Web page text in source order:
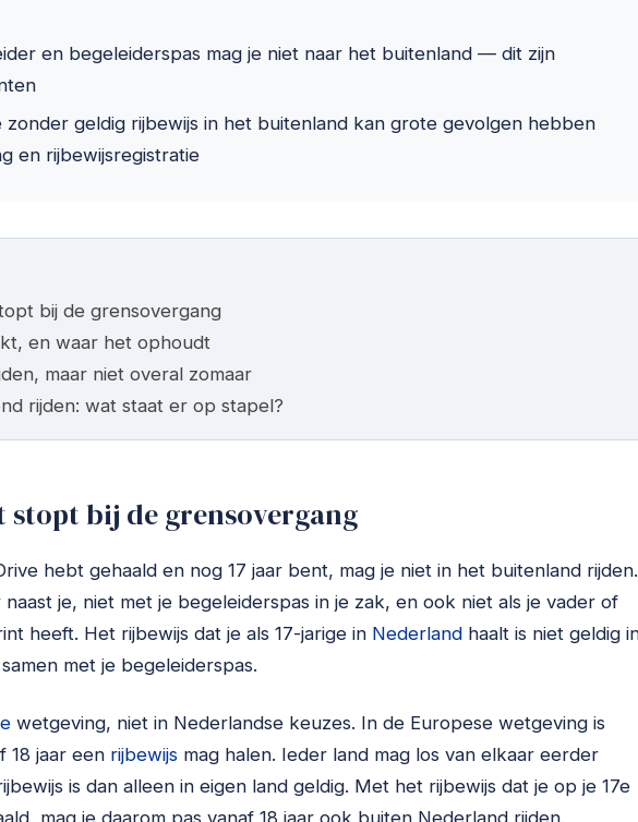
en begeleiderspas mag je niet naar het buitenland — dit zijn
zonder geldig rijbewijs in het buitenland kan grote gevolgen hebben
en rijbewijsregistratie
bij de grensovergang
en waar het ophoudt
maar niet overal zomaar
rijden: wat staat er op stapel?
stopt bij de grensovergang
hebt gehaald en nog 17 jaar bent, mag je niet in het buitenland rijden.
je, niet met je begeleiderspas in je zak, en ook niet als je vader of
heeft. Het rijbewijs dat je als 17-jarige in Nederland haalt is niet geldig
met je begeleiderspas.
wetgeving, niet in Nederlandse keuzes. In de Europese wetgeving is
18 jaar een rijbewijs mag halen. Ieder land mag los van elkaar eerder
is dan alleen in eigen land geldig. Met het rijbewijs dat je op je 17e
mag je daarom pas vanaf 18 jaar ook buiten Nederland rijden.